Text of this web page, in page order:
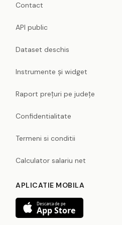
Contact
API public
Dataset deschis
Instrumente și widget
Raport prețuri pe județe
Confidentialitate
Termeni si conditii
Calculator salariu net
APLICATIE MOBILA
Descarca de pe
App Store